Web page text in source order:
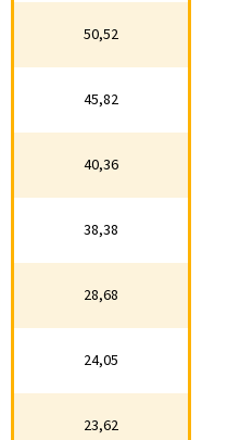
38,38
28,68
24,05
50,52
45,82
40,36
38,38
28,68
24,05
23,62